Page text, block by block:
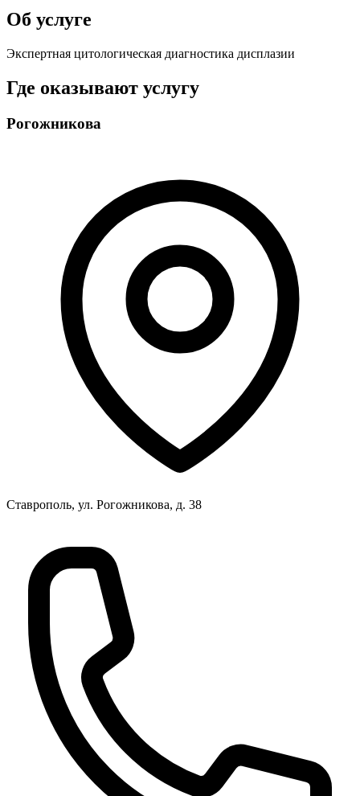
Об услуге
Экспертная цитологическая диагностика дисплазии
Где оказывают услугу
Рогожникова
Ставрополь, ул. Рогожникова, д. 38